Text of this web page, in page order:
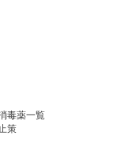
毒薬一覧
策